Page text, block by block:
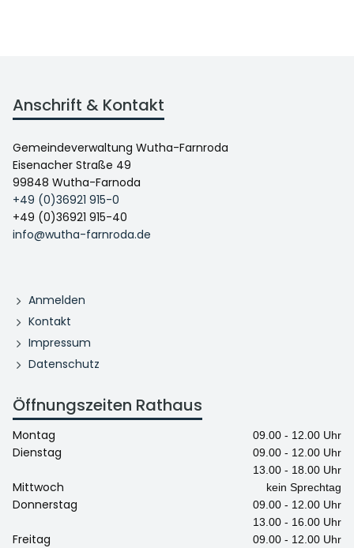
Anschrift & Kontakt
Gemeindeverwaltung Wutha-Farnroda
Eisenacher Straße 49
99848 Wutha-Farnoda
+49 (0)36921 915-0
+49 (0)36921 915-40
info@wutha-farnroda.de
Anmelden
Kontakt
Impressum
Datenschutz
Öffnungszeiten Rathaus
Montag 09.00 - 12.00 Uhr
Dienstag
09.00 - 12.00 Uhr
13.00 - 18.00 Uhr
Mittwoch kein Sprechtag
Donnerstag
09.00 - 12.00 Uhr
13.00 - 16.00 Uhr
Freitag 09.00 - 12.00 Uhr